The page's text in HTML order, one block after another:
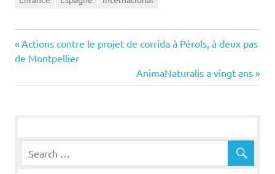
Navigation
Previous
Post:
Actions contre le projet de corrida à Pérols, à deux pas
de Montpellier
Next
Post:
AnimaNaturalis a vingt ans